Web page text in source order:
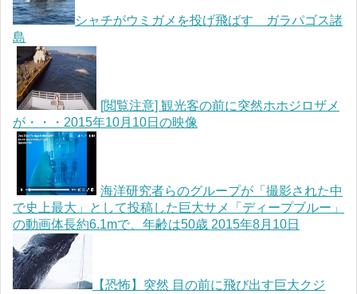
シャチがウミガメを投げ飛ばす ガラパゴス諸
島
[閲覧注意] 観光客の前に突然ホホジロザメ
が・・・2015年10月10日の映像
海洋研究者らのグループが「撮影された中
で史上最大」として投稿した巨大サメ「ディープブルー」
の動画体長約6.1mで、年齢は50歳 2015年8月10日
【恐怖】突然 目の前に飛び出す巨大クジ